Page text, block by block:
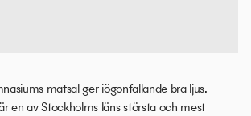
matsal ger iögonfallande bra ljus.
en av Stockholms läns största och mest